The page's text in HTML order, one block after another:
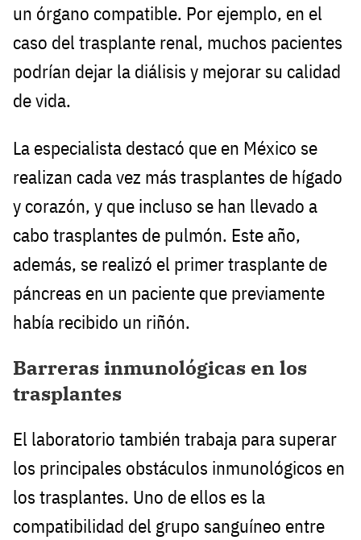
un órgano compatible. Por ejemplo, en el
caso del trasplante renal, muchos pacientes
podrían dejar la diálisis y mejorar su calidad
de vida.
La especialista destacó que en México se
realizan cada vez más trasplantes de hígado
y corazón, y que incluso se han llevado a
cabo trasplantes de pulmón. Este año,
además, se realizó el primer trasplante de
páncreas en un paciente que previamente
había recibido un riñón.
Barreras inmunológicas en los
trasplantes
El laboratorio también trabaja para superar
los principales obstáculos inmunológicos en
los trasplantes. Uno de ellos es la
compatibilidad del grupo sanguíneo entre